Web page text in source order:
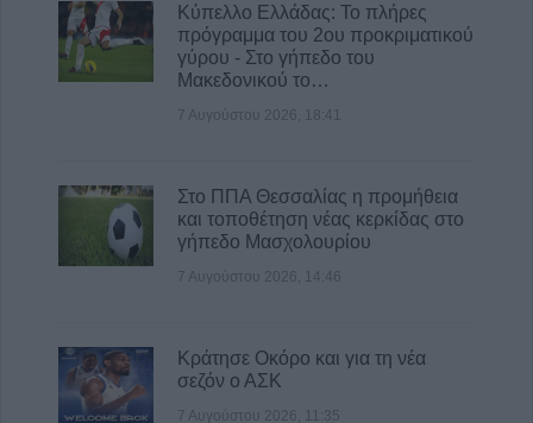
θερμοκρασίες
8 Αυγούστου 2026, 13:30
Την Κυριακή 9 Αυγούστου η κηδεία του
Αντώνιου Ηλ. Αντωνίου
Κύπελλο Ελλάδας: Το πλήρες
πρόγραμμα του 2ου προκριματικού
γύρου - Στο γήπεδο του
Μακεδονικού το…
7 Αυγούστου 2026, 18:41
Στο ΠΠΑ Θεσσαλίας η προμήθεια
και τοποθέτηση νέας κερκίδας στο
γήπεδο Μασχολουρίου
7 Αυγούστου 2026, 14:46
Κράτησε Οκόρο και για τη νέα
σεζόν ο ΑΣΚ
7 Αυγούστου 2026, 11:35